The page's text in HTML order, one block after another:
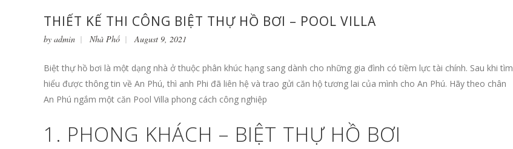
THIẾT KẾ THI CÔNG BIỆT THỰ HỒ BƠI – POOL VILLA
by admin Nhà Phố August 9, 2021
Biệt thự hồ bơi là một dạng nhà ở thuộc phân khúc hạng sang dành cho những gia đình có tiềm lực tài chính. Sau khi tìm
hiểu được thông tin về An Phú, thì anh Phi đã liên hệ và trao gửi căn hộ tương lai của mình cho An Phú. Hãy theo chân
An Phú ngắm một căn Pool Villa phong cách công nghiệp
1. PHONG KHÁCH – BIỆT THỰ HỒ BƠI